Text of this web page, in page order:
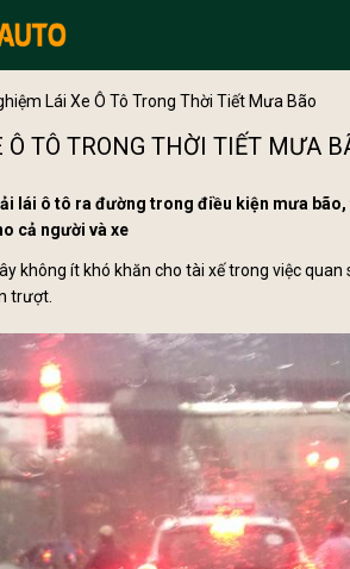
Lái Xe Ô Tô Trong Thời Tiết Mưa Bão
TÔ TRONG THỜI TIẾT MƯA
lái ô tô ra đường trong điều kiện mưa
cả người và xe
không ít khó khăn cho tài xế trong việc
trượt.